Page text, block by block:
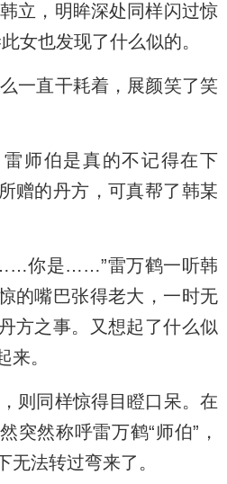
立，明眸深处同样闪过惊
女也发现了什么似的。
一直干耗着，展颜笑了笑
师伯是真的不记得在下
赠的丹方，可真帮了韩某
你是……”雷万鹤一听韩
的嘴巴张得老大，一时无
方之事。又想起了什么似
来。
则同样惊得目瞪口呆。在
突然称呼雷万鹤“师伯”，
无法转过弯来了。